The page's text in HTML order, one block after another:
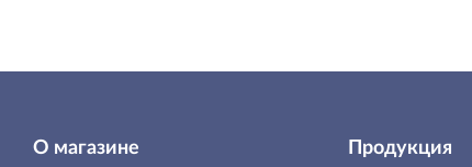
О магазине Продукция